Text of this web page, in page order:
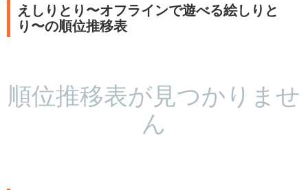
えしりとり〜オフラインで遊べる絵しりと
り〜の順位推移表
順位推移表が見つかりませ
ん